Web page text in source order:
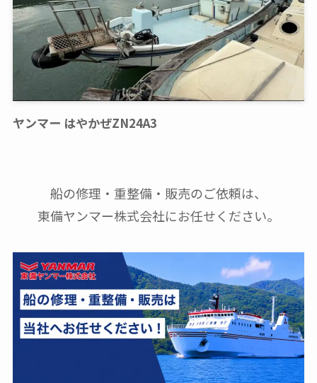
ヤンマー はやかぜZN24A3
船の修理・重整備・販売のご依頼は、
東備ヤンマー株式会社にお任せください。